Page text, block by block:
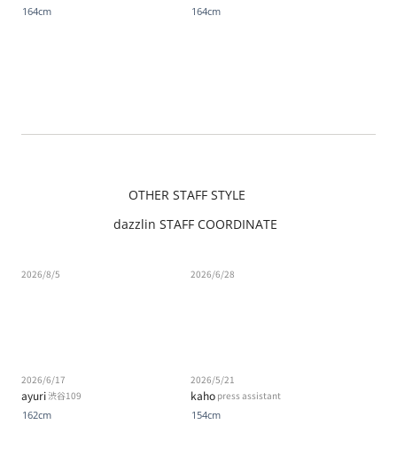
164cm 164cm
OTHER STAFF STYLE
dazzlin STAFF COORDINATE
2026/8/5 2026/6/28
ayuri渋谷109
2026/6/17
162cm
kaho press assistant
2026/5/21
154cm